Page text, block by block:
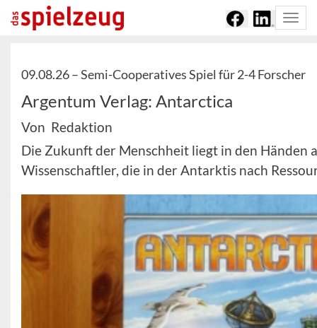
09.08.26 –Semi-Cooperatives Spiel für 2-4 Forscher
Argentum Verlag: Antarctica
Von Redaktion
Die Zukunft der Menschheit liegt in den Händen
Wissenschaftler, die in der Antarktis nach